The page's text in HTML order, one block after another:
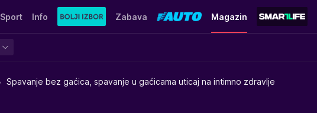
Sport Info Zabava Magazin
Spavanje bez gaćica, spavanje u gaćicama uticaj na intimno zdravlje